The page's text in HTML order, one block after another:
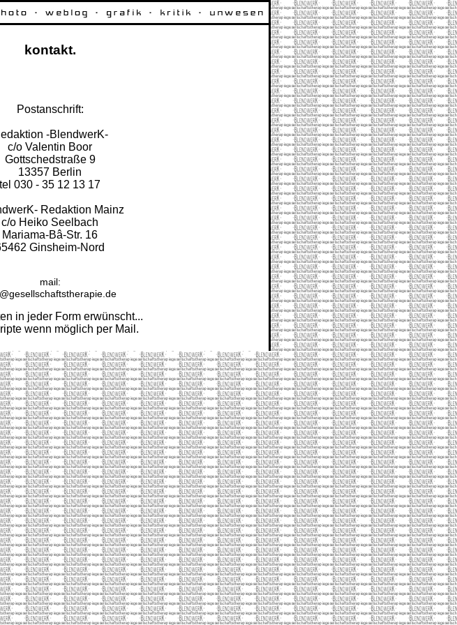
kontakt.
Postanschrift:
-B lendwerK-
c/o Valentin Boor
Gottschedstraße 9
13357 Berlin
tel 030 - 35 12 13 17
Redaktion Mainz
c/o Heiko Seelbach
Mariama-Bâ-Str. 16
Ginsheim-Nord
mail:
in jeder Form erwünscht...
wenn möglich per Mail.